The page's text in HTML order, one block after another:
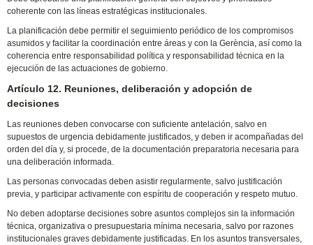
coherente con las líneas estratégicas institucionales.
La planificación debe permitir el seguimiento periódico de los compromisos
asumidos y facilitar la coordinación entre áreas y con la Gerència, así como la
coherencia entre responsabilidad política y responsabilidad técnica en la
ejecución de las actuaciones de gobierno.
Artículo 12. Reuniones, deliberación y adopción de
decisiones
Las reuniones deben convocarse con suficiente antelación, salvo en
supuestos de urgencia debidamente justificados, y deben ir acompañadas del
orden del día y, si procede, de la documentación preparatoria necesaria para
una deliberación informada.
Las personas convocadas deben asistir regularmente, salvo justificación
previa, y participar activamente con espíritu de cooperación y respeto mutuo.
No deben adoptarse decisiones sobre asuntos complejos sin la información
técnica, organizativa o presupuestaria mínima necesaria, salvo por razones
institucionales graves debidamente justificadas. En los asuntos transversales,